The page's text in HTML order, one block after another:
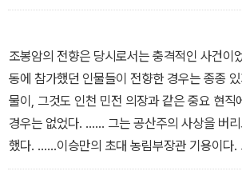
법 제정에서였다. 한민당이 주도한 제헌의회는
의회에 기반이 있는 자신들이 정권을 장악하겠
만은 허수아비가 아니라 절대권력을 지닌 대
이는 단순한 정부형태의 문제가 아니라 권력
장악의 문제였다. …… 이승만과 한민당의 권력
대 내각 구성에서 벌어졌다. 이승만은 예상과
민당을 철저히 배제했다. ……1?2라운드 모두
조봉암의 전향은 당시로서는 충격적인 사건이
동에 참가했던 인물들이 전향한 경우는 종종
물이, 그것도 인천 민전 의장과 같은 중요 현직
경우는 없었다. …… 그는 공산주의 사상을 버
했다. ……이승만의 초대 농림부장관 기용이다.
의 절묘한 용인술이라는 점이 전제되어야 할